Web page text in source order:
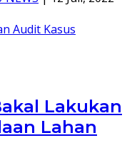
Lakukan
Lahan